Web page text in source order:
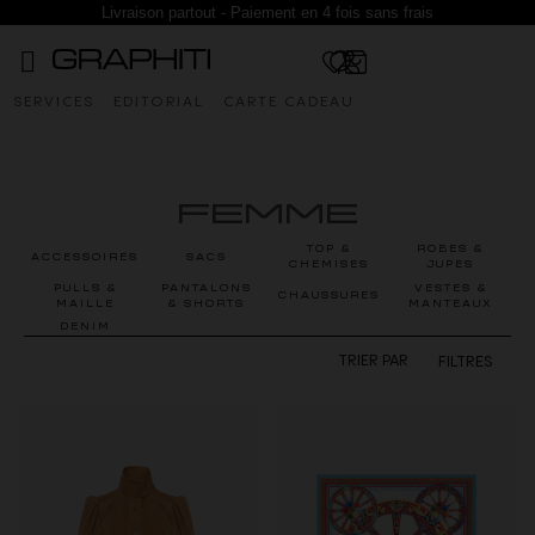
Livraison partout - Paiement en 4 fois sans frais
SERVICES EDITORIAL CARTE CADEAU
FEMME
ACCESSOIRES SACS
TOP &
CHEMISES
ROBES &
JUPES
PULLS &
MAILLE
PANTALONS
& SHORTS
CHAUSSURES
VESTES &
MANTEAUX
DENIM
TRIER PAR FILTRES